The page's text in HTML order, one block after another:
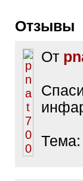
Отзывы
От
Тема: